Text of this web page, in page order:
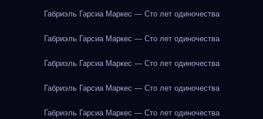
Габриэль Гарсиа Маркес — Сто лет одиночества
Габриэль Гарсиа Маркес — Сто лет одиночества
Габриэль Гарсиа Маркес — Сто лет одиночества
Габриэль Гарсиа Маркес — Сто лет одиночества
Габриэль Гарсиа Маркес — Сто лет одиночества